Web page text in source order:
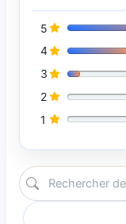
5
4
3
2
1